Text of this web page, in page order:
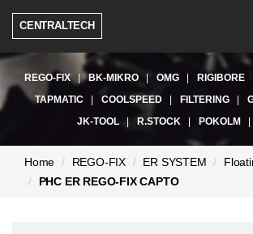
CENTRALTECH
REGO-FIX BK-MIKRO OMG RIGIBORE
TAPMATIC
COOLSPEED FILTERING
JK-TOOL
R.STOCK POKOLM
Home REGO-FIX ER SYSTEM
PHC ER REGO-FIX CAPTO